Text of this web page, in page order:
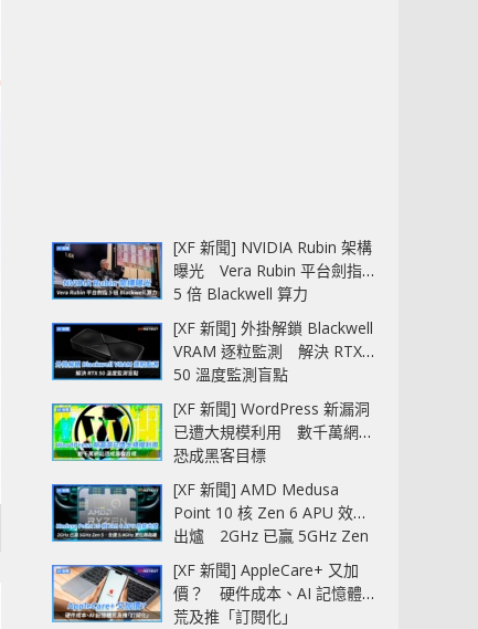
[XF 新聞] NVIDIA Rubin 架構
曝光 Vera Rubin 平台劍指
5 倍 Blackwell 算力
[XF 新聞] 外掛解鎖 Blackwell
VRAM 逐粒監測 解決 RTX
50 溫度監測盲點
[XF 新聞] WordPress 新漏洞
已遭大規模利用 數千萬網站
恐成黑客目標
[XF 新聞] AMD Medusa
Point 10 核 Zen 6 APU 效能
出爐 2GHz 已贏 5GHz Zen
5‧全速 5.4GHz 更拉開距離
[XF 新聞] AppleCare+ 又加
價？ 硬件成本、AI 記憶體
荒及推「訂閱化」